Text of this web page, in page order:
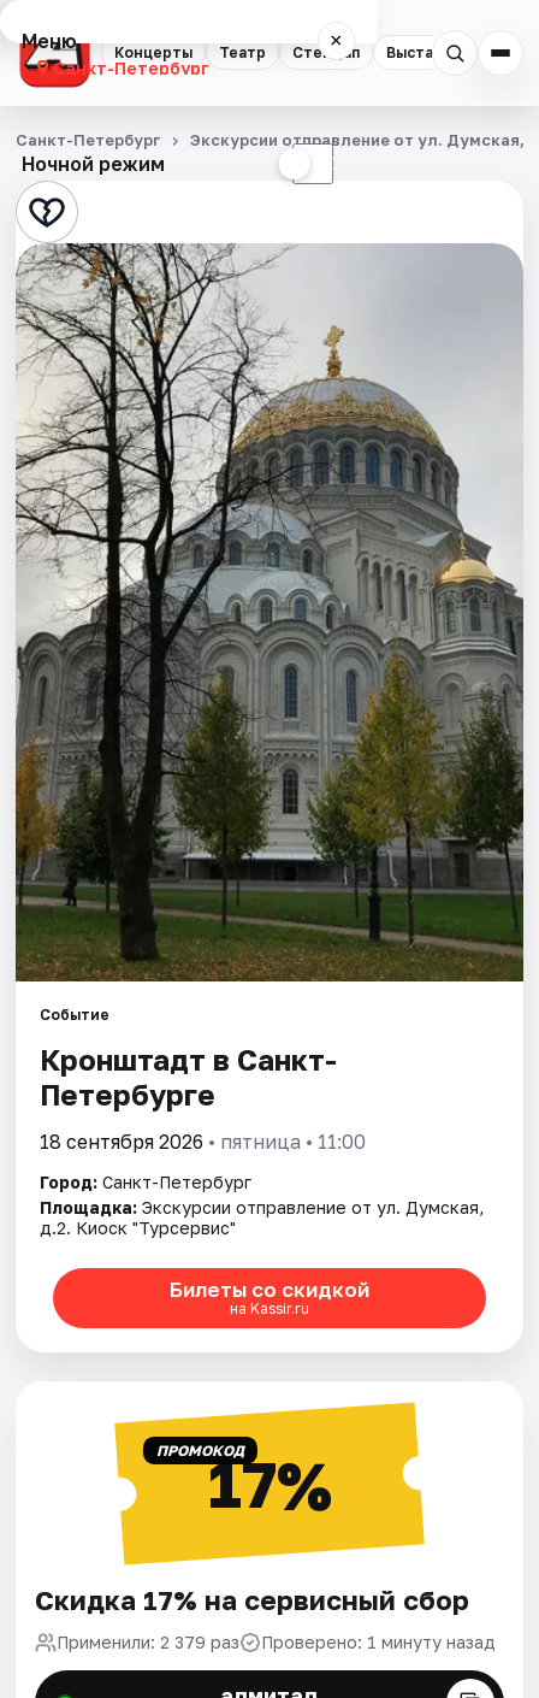
Концерты Театр Стендап Выставки
Меню ×
Санкт-Петербург
Концерты
Театр
Стендап
Выставки
Квесты
Экскурсии
Спорт
События
Города
Площадки
Артисты
Рейтинги
Ночной режим ☾
Санкт-Петербург Экскурсии отправление от ул. Думская,
Событие
Кронштадт в Санкт-
Петербурге
18 сентября 2026 • пятница • 11:00
Город: Санкт-Петербург
Площадка: Экскурсии отправление от ул. Думская,
д.2. Киоск "Турсервис"
Билеты со скидкой
на Kassir.ru
ПРОМОКОД17%
Скидка 17% на сервисный сбор
Применили: 2 379 раз Проверено: 1 минуту назад